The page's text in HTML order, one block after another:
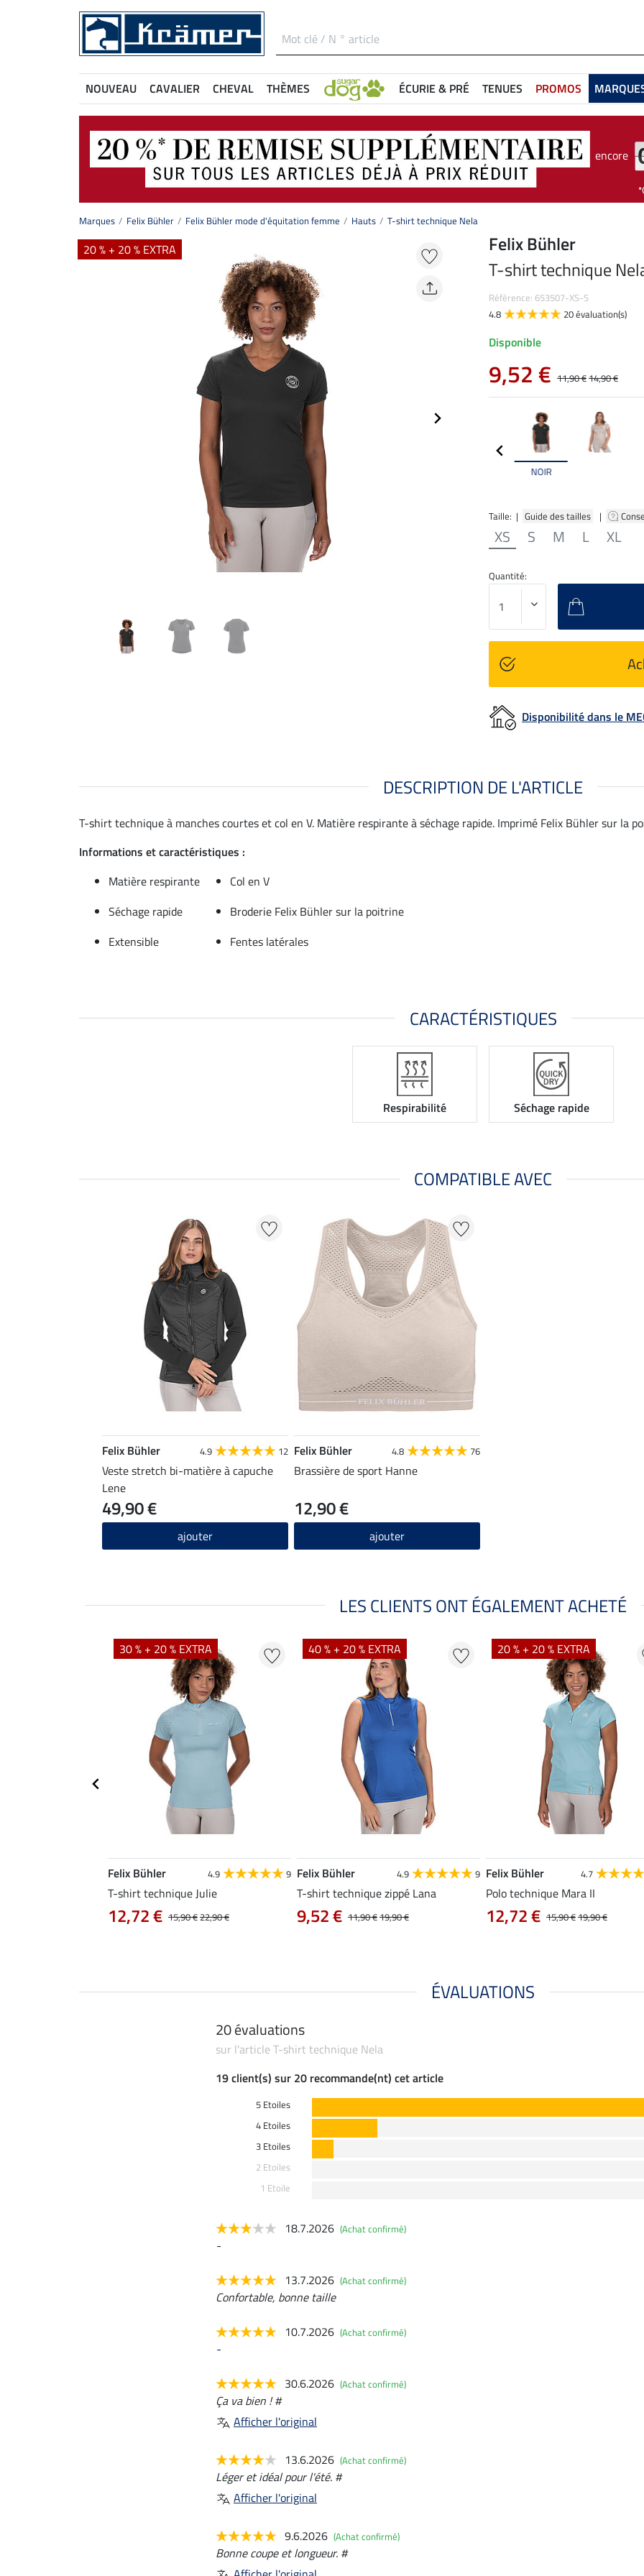
NOUVEAU CAVALIER CHEVAL THÈMES ÉCURIE & PRÉ TENUES PROMOS
encore
Marques Felix Bühler Felix Bühler mode d'équitation femme Hauts T-shirt technique Nela
20 % + 20 % EXTRA
NOIR
Taille: | Guide des tailles |
XS S M L XL
Felix Bühler
T-shirt technique
Référence: 653507-XS-S
4.8
20 évaluation(s)
Disponible
9,52 € 11,90 €14,90 €
Quantité:
Disponibilité dans le
DESCRIPTION DE L'ARTICLE
T-shirt technique à manches courtes et col en V. Matière respirante à séchage rapide. Imprimé Felix Bühler sur la
Informations et caractéristiques :
Matière respirante
Col en V
Séchage rapide
Broderie Felix Bühler sur la poitrine
Extensible
Fentes latérales
CARACTÉRISTIQUES
Respirabilité Séchage rapide
COMPATIBLE AVEC
Felix Bühler 4.9 12
Veste stretch bi-matière à capuche
Lene
49,90 €
ajouter
Felix Bühler 4.8 76
Brassière de sport Hanne
12,90 €
ajouter
LES CLIENTS ONT ÉGALEMENT ACHETÉ
30 % + 20 % EXTRA
Felix Bühler 4.9 9
T-shirt technique Julie
15,90 €22,90 €
12,72 €
40 % + 20 % EXTRA
Felix Bühler 4.9 9
T-shirt technique zippé Lana
11,90 €19,90 €
9,52 €
20 % + 20 % EXTRA
Felix Bühler 4.7
Polo technique Mara II
15,90 €19,90 €
12,72 €
ÉVALUATIONS
20 évaluations
sur l'article T-shirt technique Nela
19 client(s) sur 20 recommande(nt) cet article
5 Etoiles
4 Etoiles
3 Etoiles
2 Etoiles
1 Etoile
18.7.2026 (Achat confirmé)
-
13.7.2026 (Achat confirmé)
Confortable, bonne taille
10.7.2026 (Achat confirmé)
-
30.6.2026 (Achat confirmé)
Ça va bien ! #
Afficher l'original
13.6.2026 (Achat confirmé)
Léger et idéal pour l'été. #
Afficher l'original
9.6.2026 (Achat confirmé)
Bonne coupe et longueur. #